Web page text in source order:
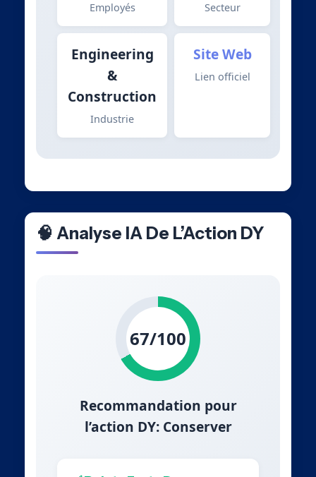
Employés Secteur
Engineering
&
Construction
Industrie
Site Web
Lien officiel
🧠 Analyse IA De L’Action DY
67/100
Recommandation pour
l’action DY: Conserver